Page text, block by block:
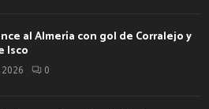
al Almería con gol de Corralejo y
Isco
0